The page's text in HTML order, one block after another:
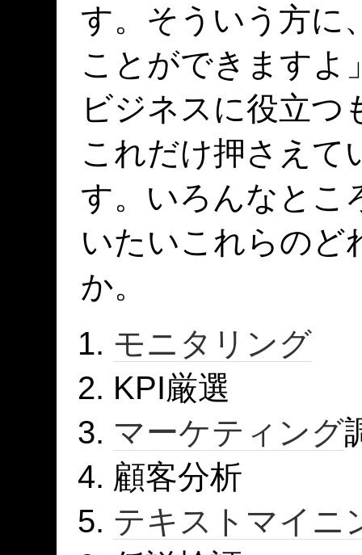
す。そういう方に
ことができますよ
ビジネスに役立つ
これだけ押さえて
す。いろんなとこ
いたいこれらのど
か。
モニタリング
KPI厳選
マーケティング
顧客分析
テキストマイニ